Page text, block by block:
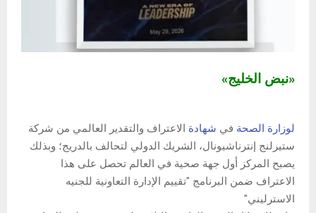
«نبض الخليج»
لوزارة الصحة في شهادة الاعتراف والتقدير العالمي من شركة
ستيرلنج إنترناشيونال، الشريك الدولي لتحالف بالدريج؛ وبذلك
يصبح المركز أول جهة صحية في العالم تحصل على هذا
الاعتراف ضمن البرنامج "تقييم الإدارة التعاونية للجنيه
الاسترليني"